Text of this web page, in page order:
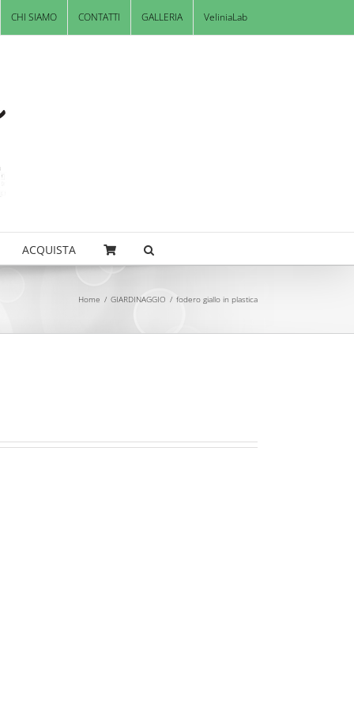
CHI SIAMO CONTATTI GALLERIA VeliniaLab
ACQUISTA
Home / GIARDINAGGIO / fodero giallo in plastica